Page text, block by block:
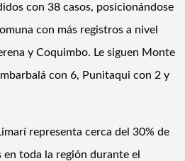
con 38 casos, posicionándose
con más registros a nivel
y Coquimbo. Le siguen Monte
con 6, Punitaqui con 2 y
representa cerca del 30% de
en toda la región durante el